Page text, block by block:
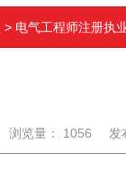
> 电气工程师注册执
浏览量： 1056 发